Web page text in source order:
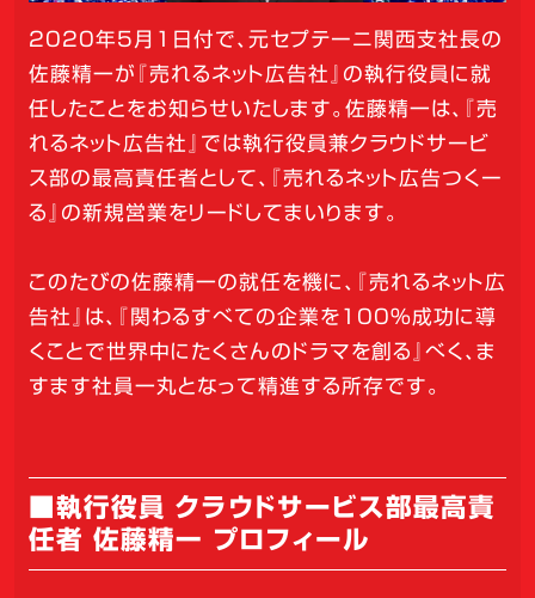
2020年5月1日付で、元セプテーニ関西支社長の
佐藤精一が『売れるネット広告社』の執行役員に就
任したことをお知らせいたします。佐藤精一は、『売
れるネット広告社』では執行役員兼クラウドサービ
ス部の最高責任者として、『売れるネット広告つくー
る』の新規営業をリードしてまいります。
このたびの佐藤精一の就任を機に、『売れるネット広
告社』は、『関わるすべての企業を100％成功に導
くことで世界中にたくさんのドラマを創る』べく、ま
すます社員一丸となって精進する所存です。
■執行役員 クラウドサービス部最高責
任者 佐藤精一 プロフィール